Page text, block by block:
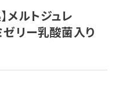
メルトジュレ
リー乳酸菌入り